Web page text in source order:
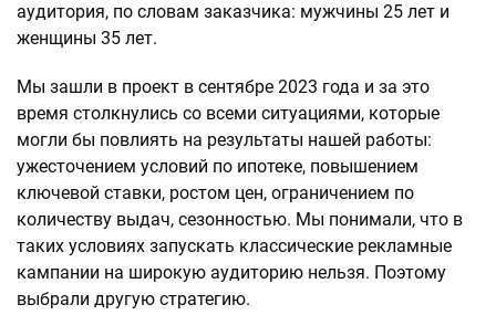
аудитория, по словам заказчика: мужчины 25 лет и
женщины 35 лет.
Мы зашли в проект в сентябре 2023 года и за это
время столкнулись со всеми ситуациями, которые
могли бы повлиять на результаты нашей работы:
ужесточением условий по ипотеке, повышением
ключевой ставки, ростом цен, ограничением по
количеству выдач, сезонностью. Мы понимали, что в
таких условиях запускать классические рекламные
кампании на широкую аудиторию нельзя. Поэтому
выбрали другую стратегию.